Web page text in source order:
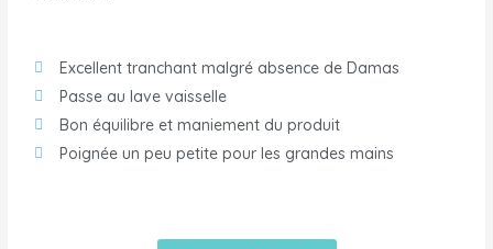
Excellent tranchant malgré absence de Damas
Passe au lave vaisselle
Bon équilibre et maniement du produit
Poignée un peu petite pour les grandes mains